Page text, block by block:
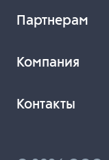
Партнерам
Компания
Контакты